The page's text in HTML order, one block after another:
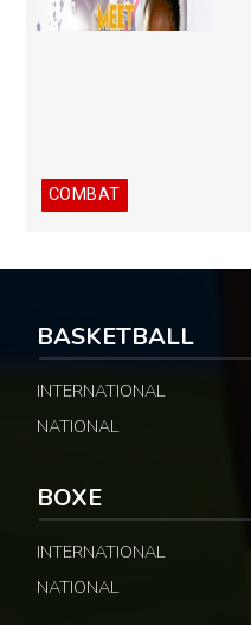
COMBAT
BASKETBALL
INTERNATIONAL
NATIONAL
BOXE
INTERNATIONAL
NATIONAL